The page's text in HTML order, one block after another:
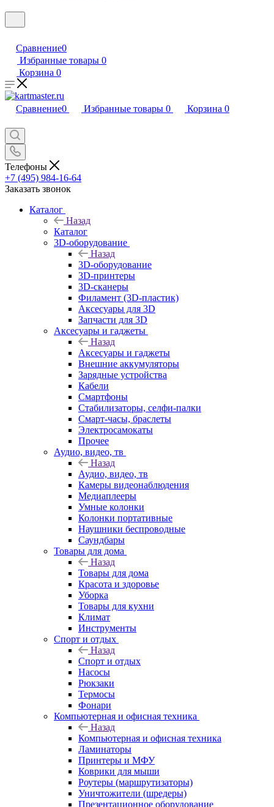
Сравнение0
Избранные товары 0
Корзина 0
Сравнение0 Избранные товары 0 Корзина 0
Телефоны
+7 (495) 984-16-64
Заказать звонок
Каталог
Назад
Каталог
3D-оборудование
Назад
3D-оборудование
3D-принтеры
3D-сканеры
Филамент (3D-пластик)
Аксесуары для 3D
Запчасти для 3D
Аксесуары и гаджеты
Назад
Аксесуары и гаджеты
Внешние аккумуляторы
Зарядные устройства
Кабели
Смартфоны
Стабилизаторы, селфи-палки
Смарт-часы, браслеты
Электросамокаты
Прочее
Аудио, видео, тв
Назад
Аудио, видео, тв
Камеры видеонаблюдения
Медиаплееры
Умные колонки
Колонки портативные
Наушники беспроводные
Саундбары
Товары для дома
Назад
Товары для дома
Красота и здоровье
Уборка
Товары для кухни
Климат
Инструменты
Спорт и отдых
Назад
Спорт и отдых
Насосы
Рюкзаки
Термосы
Фонари
Компьютерная и офисная техника
Назад
Компьютерная и офисная техника
Ламинаторы
Принтеры и МФУ
Коврики для мыши
Роутеры (маршрутизаторы)
Уничтожители (шредеры)
Презентационное оборудование